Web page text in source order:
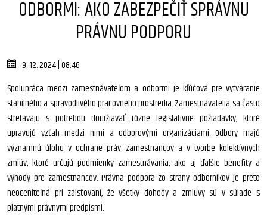
ODBORMI: AKO ZABEZPEČIŤ SPRÁVNU
PRÁVNU PODPORU
9. 12. 2024 | 08:46
Spolupráca medzi zamestnávateľom a odbormi je kľúčová pre vytváranie
stabilného a spravodlivého pracovného prostredia. Zamestnávatelia sa často
stretávajú s potrebou dodržiavať rôzne legislatívne požiadavky, ktoré
upravujú vzťah medzi nimi a odborovými organizáciami. Odbory majú
významnú úlohu v ochrane práv zamestnancov a v tvorbe kolektívnych
zmlúv, ktoré určujú podmienky zamestnávania, ako aj ďalšie benefity a
výhody pre zamestnancov. Právna podpora zo strany odborníkov je preto
neoceniteľná pri zaisťovaní, že všetky dohody a zmluvy sú v súlade s
platnými právnymi predpismi.